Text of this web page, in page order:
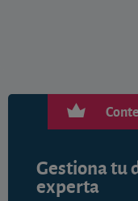
Gestiona tu
experta